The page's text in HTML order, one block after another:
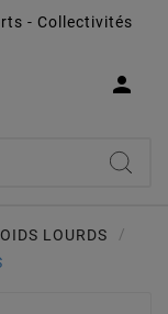
- Collectivités

LOURDS